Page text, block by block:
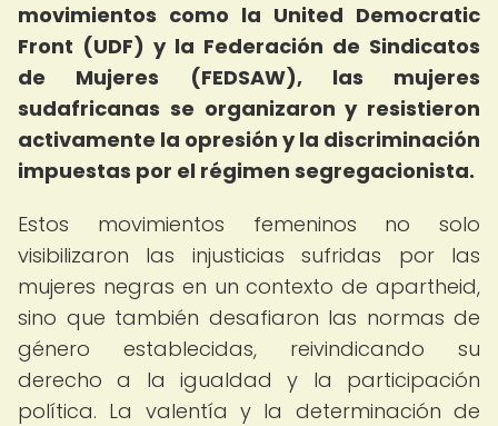
movimientos como la United Democratic
Front (UDF) y la Federación de Sindicatos
de Mujeres (FEDSAW), las mujeres
sudafricanas se organizaron y resistieron
activamente la opresión y la discriminación
impuestas por el régimen segregacionista.
Estos movimientos femeninos no solo
visibilizaron las injusticias sufridas por las
mujeres negras en un contexto de apartheid,
sino que también desafiaron las normas de
género establecidas, reivindicando su
derecho a la igualdad y la participación
política. La valentía y la determinación de